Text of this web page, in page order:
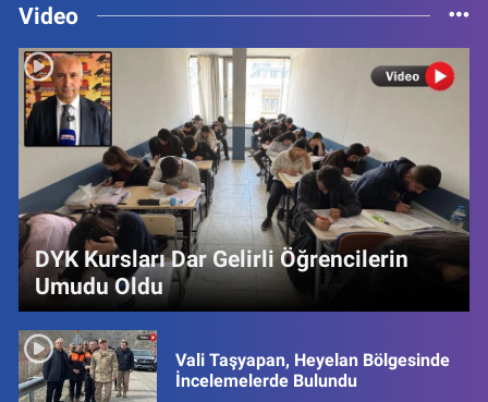
Video
DYK Kursları Dar Gelirli Öğrencilerin
Umudu Oldu
Vali Taşyapan, Heyelan Bölgesinde
İncelemelerde Bulundu